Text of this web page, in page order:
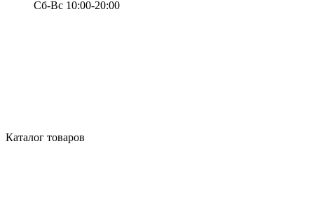
Сб-Вс 10:00-20:00
Каталог товаров